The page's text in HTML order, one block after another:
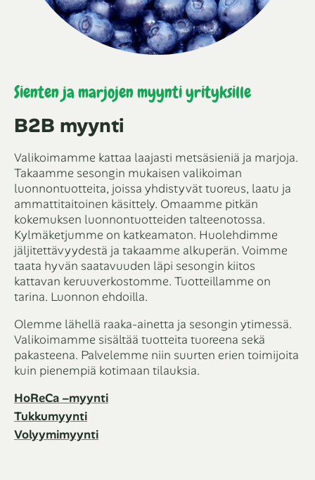
Sienten ja marjojen myynti yrityksille
B2B myynti
Valikoimamme kattaa laajasti metsäsieniä ja marjoja.
Takaamme sesongin mukaisen valikoiman
luonnontuotteita, joissa yhdistyvät tuoreus, laatu ja
ammattitaitoinen käsittely. Omaamme pitkän
kokemuksen luonnontuotteiden talteenotossa.
Kylmäketjumme on katkeamaton. Huolehdimme
jäljitettävyydestä ja takaamme alkuperän. Voimme
taata hyvän saatavuuden läpi sesongin kiitos
kattavan keruuverkostomme. Tuotteillamme on
tarina. Luonnon ehdoilla.
Olemme lähellä raaka-ainetta ja sesongin ytimessä.
Valikoimamme sisältää tuotteita tuoreena sekä
pakasteena. Palvelemme niin suurten erien toimijoita
kuin pienempiä kotimaan tilauksia.
HoReCa –myynti
Tukkumyynti
Volyymimyynti